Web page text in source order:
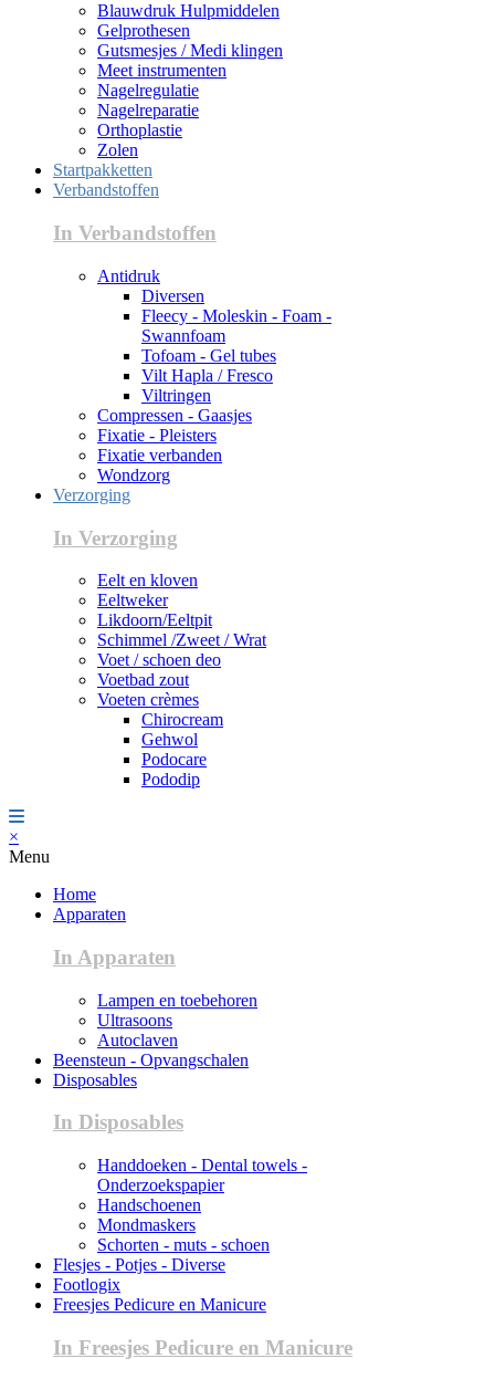
Blauwdruk Hulpmiddelen
Gelprothesen
Gutsmesjes / Medi klingen
Meet instrumenten
Nagelregulatie
Nagelreparatie
Orthoplastie
Zolen
Startpakketten
Verbandstoffen
In Verbandstoffen
Antidruk
Diversen
Fleecy - Moleskin - Foam -
Swannfoam
Tofoam - Gel tubes
Vilt Hapla / Fresco
Viltringen
Compressen - Gaasjes
Fixatie - Pleisters
Fixatie verbanden
Wondzorg
Verzorging
In Verzorging
Eelt en kloven
Eeltweker
Likdoorn/Eeltpit
Schimmel /Zweet / Wrat
Voet / schoen deo
Voetbad zout
Voeten crèmes
Chirocream
Gehwol
Podocare
Pododip
×
Menu
Home
Apparaten
In Apparaten
Lampen en toebehoren
Ultrasoons
Autoclaven
Beensteun - Opvangschalen
Disposables
In Disposables
Handdoeken - Dental towels -
Onderzoekspapier
Handschoenen
Mondmaskers
Schorten - muts - schoen
Flesjes - Potjes - Diverse
Footlogix
Freesjes Pedicure en Manicure
In Freesjes Pedicure en Manicure